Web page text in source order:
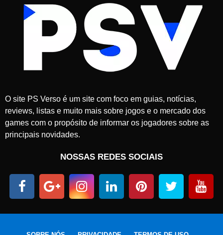
O site PS Verso é um site com foco em guias, notícias,
reviews, listas e muito mais sobre jogos e o mercado dos
games com o propósito de informar os jogadores sobre as
principais novidades.
NOSSAS REDES SOCIAIS